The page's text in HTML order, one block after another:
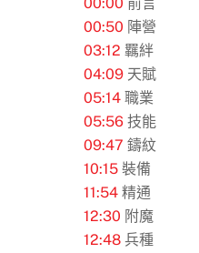
00:50 陣營
03:12 羈絆
04:09 ​ 天賦
05:14 職業
05:56 技能
09:47 鑄紋
10:15 裝備
11:54 ​ 精通
12:30 附魔
12:48 ​ 兵種